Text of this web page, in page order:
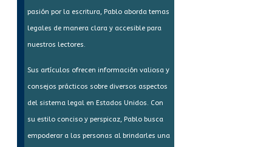
pasión por la escritura, Pablo aborda temas
legales de manera clara y accesible para
nuestros lectores.
Sus artículos ofrecen información valiosa y
consejos prácticos sobre diversos aspectos
del sistema legal en Estados Unidos. Con
su estilo conciso y perspicaz, Pablo busca
empoderar a las personas al brindarles una